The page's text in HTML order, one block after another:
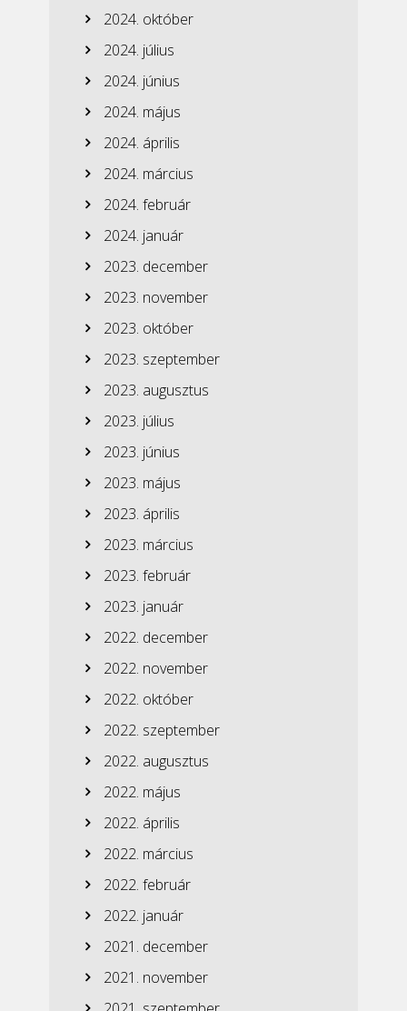
2024. október
2024. július
2024. június
2024. május
2024. április
2024. március
2024. február
2024. január
2023. december
2023. november
2023. október
2023. szeptember
2023. augusztus
2023. július
2023. június
2023. május
2023. április
2023. március
2023. február
2023. január
2022. december
2022. november
2022. október
2022. szeptember
2022. augusztus
2022. május
2022. április
2022. március
2022. február
2022. január
2021. december
2021. november